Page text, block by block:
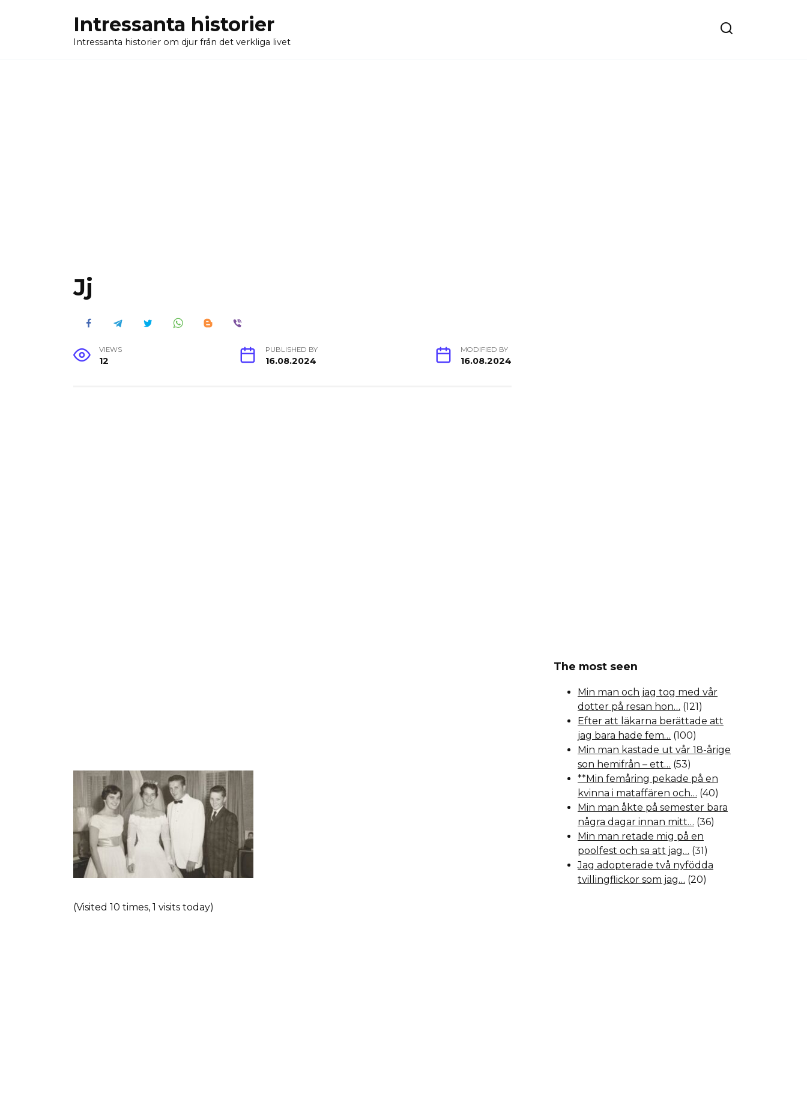
Intressanta historier
Intressanta historier om djur från det verkliga livet
Jj
VIEWS
12
PUBLISHED BY
16.08.2024
MODIFIED BY
16.08.2024
(Visited 10 times, 1 visits today)
The most seen
Min man och jag tog med vår
dotter på resan hon… (121)
Efter att läkarna berättade att
jag bara hade fem… (100)
Min man kastade ut vår 18-årige
son hemifrån – ett… (53)
**Min femåring pekade på en
kvinna i mataffären och… (40)
Min man åkte på semester bara
några dagar innan mitt… (36)
Min man retade mig på en
poolfest och sa att jag… (31)
Jag adopterade två nyfödda
tvillingflickor som jag… (20)